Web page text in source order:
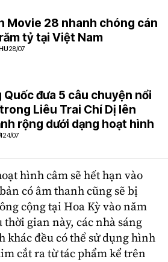
Movie 28 nhanh chóng cán
tỷ tại Việt Nam
28/07
Quốc đưa 5 câu chuyện nổi
Liêu Trai Chí Dị lên
rộng dưới dạng hoạt hình
24/07
hình câm sẽ hết hạn vào
có âm thanh cũng sẽ bị
cộng tại Hoa Kỳ vào năm
thời gian này, các nhà sáng
khác đều có thể sử dụng hình
cắt ra từ tác phẩm kể trên